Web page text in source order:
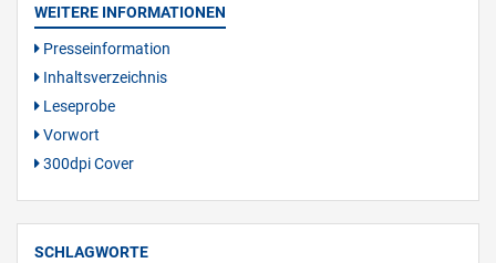
WEITERE INFORMATIONEN
Presseinformation
Inhaltsverzeichnis
Leseprobe
Vorwort
300dpi Cover
SCHLAGWORTE